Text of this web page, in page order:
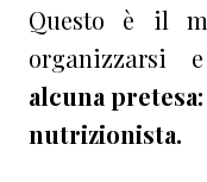
Questo è il
organizzarsi
alcuna
nutrizionista.